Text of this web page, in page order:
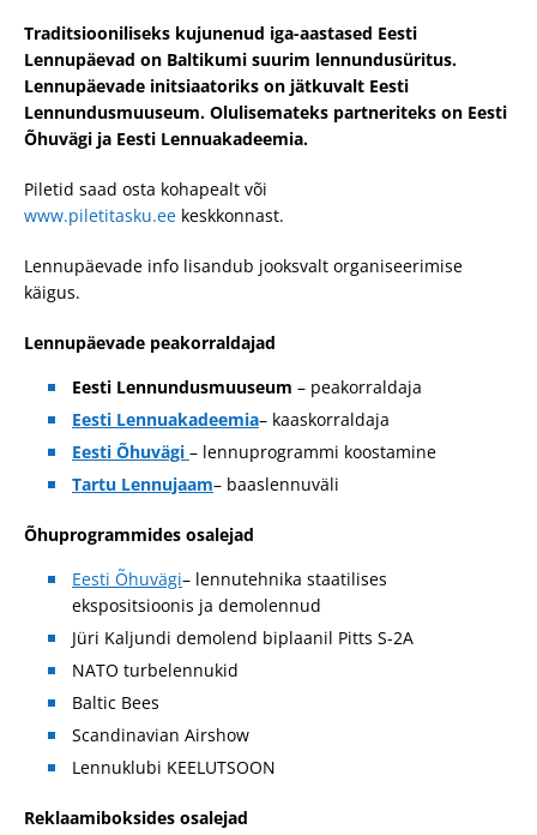
Traditsiooniliseks kujunenud iga-aastased Eesti
Lennupäevad on Baltikumi suurim lennundusüritus.
Lennupäevade initsiaatoriks on jätkuvalt Eesti
Lennundusmuuseum. Olulisemateks partneriteks on Eesti
Õhuvägi ja Eesti Lennuakadeemia.
Piletid saad osta kohapealt või
www.piletitasku.ee keskkonnast.
Lennupäevade info lisandub jooksvalt organiseerimise
käigus.
Lennupäevade peakorraldajad
Eesti Lennundusmuuseum – peakorraldaja
Eesti Lennuakadeemia– kaaskorraldaja
Eesti Õhuvägi – lennuprogrammi koostamine
Tartu Lennujaam– baaslennuväli
Õhuprogrammides osalejad
Eesti Õhuvägi– lennutehnika staatilises
ekspositsioonis ja demolennud
Jüri Kaljundi demolend biplaanil Pitts S-2A
NATO turbelennukid
Baltic Bees
Scandinavian Airshow
Lennuklubi KEELUTSOON
Reklaamiboksides osalejad